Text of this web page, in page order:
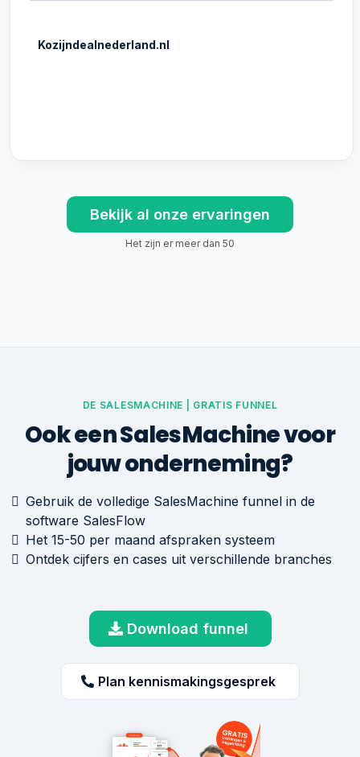
Kozijndealnederland.nl
Bekijk al onze ervaringen
Het zijn er meer dan 50
DE SALESMACHINE | GRATIS FUNNEL
Ook een SalesMachine voor
jouw onderneming?
Gebruik de volledige SalesMachine funnel in de
software SalesFlow
Het 15-50 per maand afspraken systeem
Ontdek cijfers en cases uit verschillende branches
Download funnel
Plan kennismakingsgesprek